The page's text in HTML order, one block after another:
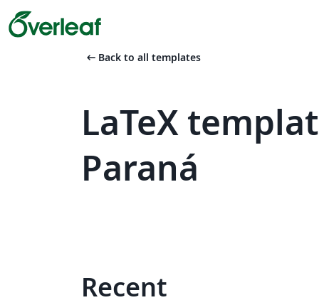
arrow_left_alt Back to all templates
LaTeX
Paraná
Recent